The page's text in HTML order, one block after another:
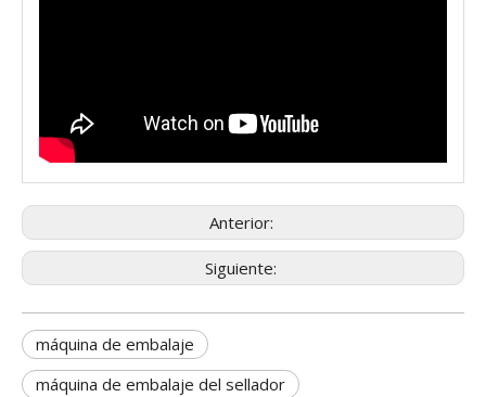
Anterior:
Siguiente:
máquina de embalaje
máquina de embalaje del sellador